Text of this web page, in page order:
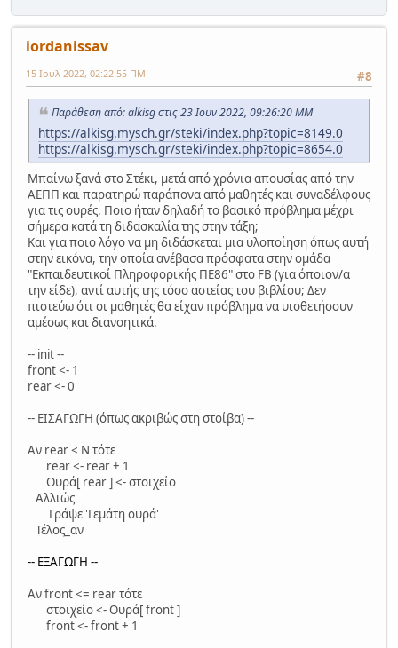
iordanissav
#8
15 Ιουλ 2022, 02:22:55 ΠΜ
Παράθεση από: alkisg στις 23 Ιουν 2022, 09:26:20 ΜΜ
https://alkisg.mysch.gr/steki/index.php?topic=8149.0
https://alkisg.mysch.gr/steki/index.php?topic=8654.0
Μπαίνω ξανά στο Στέκι, μετά από χρόνια απουσίας από την
ΑΕΠΠ και παρατηρώ παράπονα από μαθητές και συναδέλφους
για τις ουρές. Ποιο ήταν δηλαδή το βασικό πρόβλημα μέχρι
σήμερα κατά τη διδασκαλία της στην τάξη;
Και για ποιο λόγο να μη διδάσκεται μια υλοποίηση όπως αυτή
στην εικόνα, την οποία ανέβασα πρόσφατα στην ομάδα
"Εκπαιδευτικοί Πληροφορικής ΠΕ86" στο FB (για όποιον/α
την είδε), αντί αυτής της τόσο αστείας του βιβλίου; Δεν
πιστεύω ότι οι μαθητές θα είχαν πρόβλημα να υιοθετήσουν
αμέσως και διανοητικά.
-- init --
front <- 1
rear <- 0
-- ΕΙΣΑΓΩΓΗ (όπως ακριβώς στη στοίβα) --
Αν rear < Ν τότε
rear <- rear + 1
Ουρά[ rear ] <- στοιχείο
Αλλιώς
Γράψε 'Γεμάτη ουρά'
Τέλος_αν
-- ΕΞΑΓΩΓΗ --
Αν front <= rear τότε
στοιχείο <- Ουρά[ front ]
front <- front + 1